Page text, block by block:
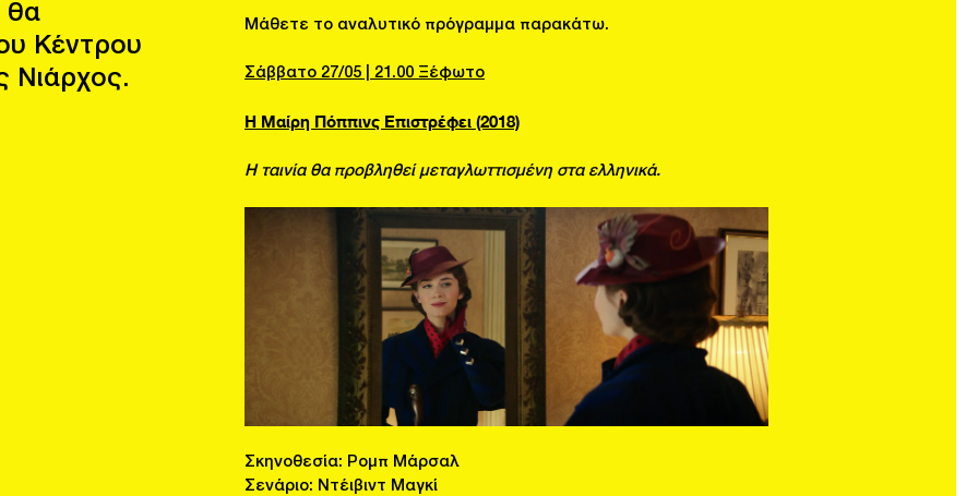
θα
Κέντρου
Νιάρχος.
Μάθετε το αναλυτικό πρόγραμμα παρακάτω.
Σάββατο 27/05 | 21.00 Ξέφωτο
Η Μαίρη Πόππινς Επιστρέφει (2018)
Η ταινία θα προβληθεί μεταγλωττισμένη στα ελληνικά.
Σκηνοθεσία: Ρομπ Μάρσαλ
Σενάριο: Ντέιβιντ Μαγκί